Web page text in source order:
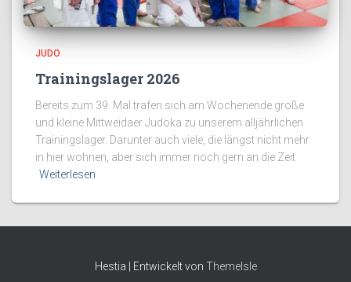
JUDO
Trainingslager 2026
Bereits zum 39. Mal trafen sich am Wochenende große
und kleine Mittweidaer Judoka zu unserem alljährlichen
Trainingslager. Darunter auch viele, die längst nicht mehr
in hier wohnen, aber sich immer noch gern an die Zeit
Weiterlesen
Hestia | Entwickelt von ThemeIsle